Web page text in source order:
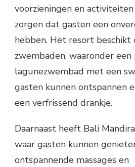
voorzieningen en
zorgen dat gasten een
hebben. Het resort beschikt
zwembaden, waaronder
lagunezwembad met een
gasten kunnen ontspannen
een verfrissend drankje.
Daarnaast heeft Bali
waar gasten kunnen
ontspannende massages en